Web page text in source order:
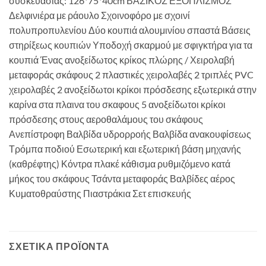
Δελφινιέρα με ράουλο Σχοινοφόρο με σχοινί
πολυπροπυλενίου Δύο κουπιά αλουμινίου σπαστά Βάσεις
στηρίξεως κουπιών Υποδοχή σκαρμού με σφιγκτήρα για τα
κουπιά Ένας ανοξείδωτος κρίκος πλώρης / Χειρολαβή
μεταφοράς σκάφους 2 πλαστικές χειρολαβές 2 τριπλές PVC
χειρολαβές 2 ανοξείδωτοι κρίκοι πρόσδεσης εξωτερικά στην
καρίνα στα πλαινα του σκαφους 5 ανοξείδωτοι κρίκοι
πρόσδεσης στους αεροθαλάμους του σκάφους
Ανεπίστροφη Βαλβίδα υδρορροής Βαλβίδα ανακουφίσεως
Τρόμπα ποδιού Εσωτερική και εξωτερική βάση μηχανής
(καθρέφτης) Κόντρα πλακέ κάθισμα ρυθμιζόμενο κατά
μήκος του σκάφους Τσάντα μεταφοράς Βαλβίδες αέρος
Κυματοθραύστης Πιαστράκια Σετ επισκευής
ΣΧΕΤΙΚΆ ΠΡΟΪΌΝΤΑ